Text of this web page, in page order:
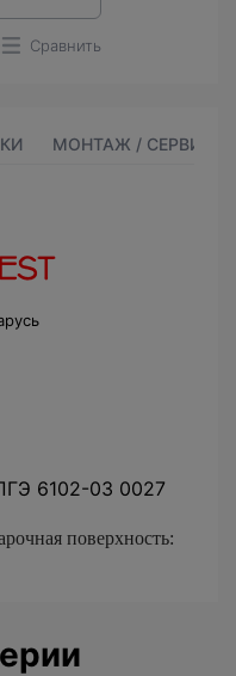
Сравнить
МОНТАЖ / СЕРВИС
6102-03 0027
поверхность: